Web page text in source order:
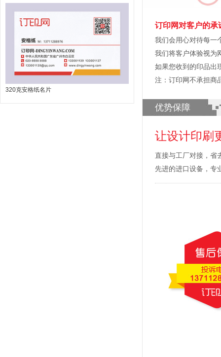
320克安格纸名片
订印网对客户的承
我们会用心对待每一
我们将客户体验视为
如果您收到的印品出
注：订印网不承担商
优势保障
让设计印刷
直接与工厂对接，省
先进的进口设备，专